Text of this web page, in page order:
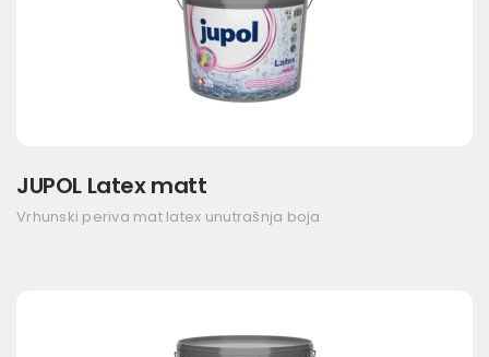
JUPOL Latex matt
Vrhunski periva mat latex unutrašnja boja